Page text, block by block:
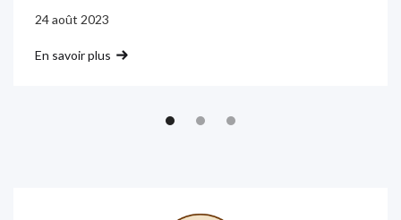
24 août 2023
En savoir plus